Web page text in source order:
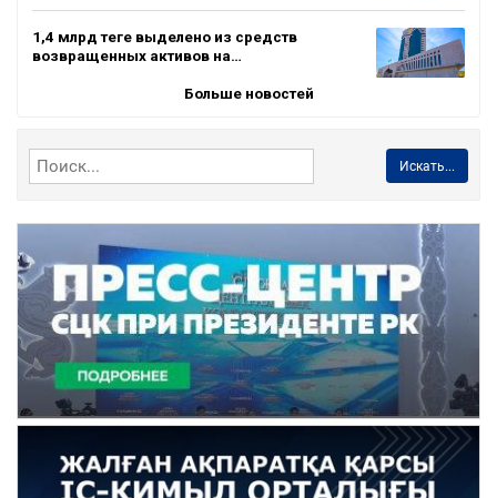
1,4 млрд теңге выделено из средств
возвращенных активов на…
Больше новостей
Искать...